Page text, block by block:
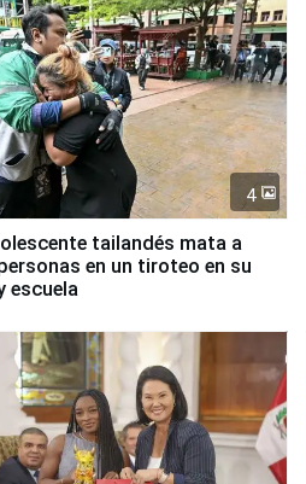
4
tailandés mata a
en un tiroteo en su
escuela